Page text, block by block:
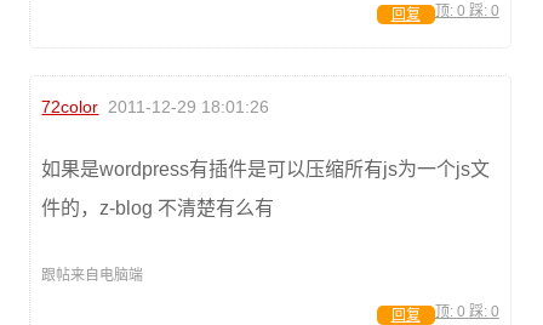
顶: 0 踩: 0
回复
72color 2011-12-29 18:01:26
如果是wordpress有插件是可以压缩所有js为一个js文
件的，z-blog 不清楚有么有
跟帖来自电脑端
顶: 0 踩: 0
回复